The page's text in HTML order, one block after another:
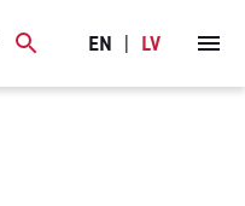
EN LV